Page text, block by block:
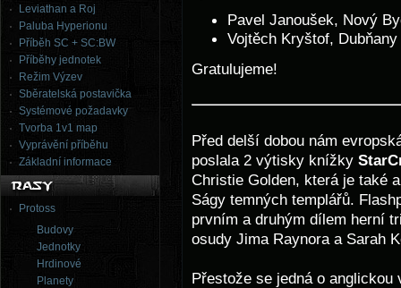
Leviathan a Roj
Paluba Hyperionu
Příběh SC + SC:BW
Příběhy jednotek
Režim Výzev
Sběratelská postavička
Systémové požadavky
Tvorba 1v1 map
Vyprávění příběhu
Základní informace
Protoss
Budovy
Jednotky
Hrdinové
Planety
Pavel Janoušek, Nový
Vojtěch Kryštof, Dubňany
Gratulujeme!
Před delší dobou nám
poslala 2 výtisky knížky
Christie Golden, která je také
Ságy temných templářů.
prvním a druhým dílem herní
osudy Jima Raynora a Sarah
Přestože se jedná o